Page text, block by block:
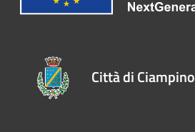
Città di Ciampino